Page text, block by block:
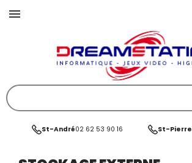
St-André02 62 53 90 16 St-Pierre